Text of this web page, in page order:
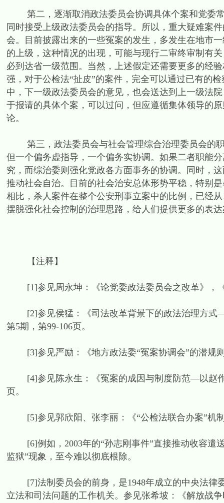
第二，逐渐取消政法委员会协调具体个案和党委常
同时接受上级政法委员会的指导。所以，重大疑难案
会。目前披露出来的一些冤案的发生，多发生在地市
的上级，这种情况的出现，可能与现行二审终审制有
必到达省一级范围。当然，上述假定还需要更多的经
强，对于公检法“扯皮”的案件，完全可以通过已有的
中，下一级政法委员会的意见，也会送达到上一级法
于报请的具体个案，可以过问，但应遵循集体领导的
论。
第三，政法委员会与社会管理综合治理委员会的职
但一个偏务虚指导，一个偏务实协调。如果二者职能
究，而综治委则强化党政各方面事务的协调。同时，
推动社会自治。目前的社会治安总体形势平稳，特别
相比，杀人案件在整个公安刑事立案中的比例，已经
摆脱强化社会控制的治理思路，给人们提供更多的表
【注释】
[1]参见周永坤：《论党委政法委员会之改革》，《
[2]参见侯猛：《司法改革背景下的政法治理方式—
第5期，第99-106页。
[3]参见严励：《地方政法委“冤案协调会”的潜规则
[4]参见陈永生：《冤案的成因与制度防范—以赵作
页。
[5]参见郭欣阳、张李丽：《“公检法联合办案”机制
[6]例如，2003年的“孙志刚事件”直接推动收容遣
监狱”现象，至今难以彻底根除。
[7]法制委员会的前身，是1948年成立的中央法律
立法和司法问题的工作机关。参见张希坡：《解放战